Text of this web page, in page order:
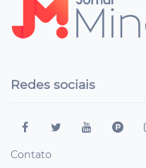
Redes sociais
Contato